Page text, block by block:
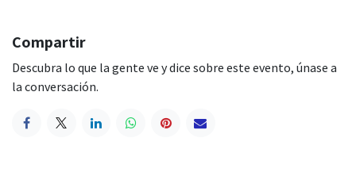
Compartir
Descubra lo que la gente ve y dice sobre este evento, únase a
la conversación.